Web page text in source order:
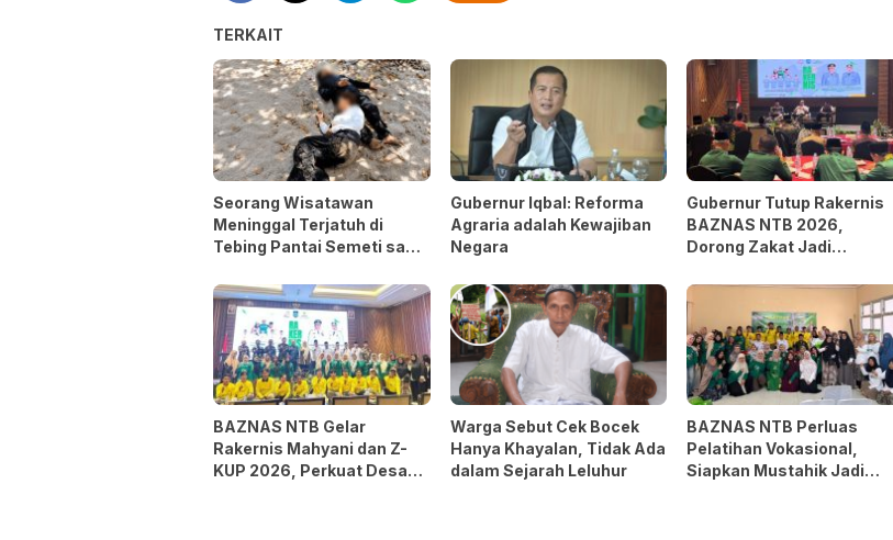
TERKAIT
Seorang Wisatawan
Meninggal Terjatuh di
Tebing Pantai Semeti saat
Gubernur Iqbal: Reforma
Agraria adalah Kewajiban
Negara
Gubernur Tutup Rakernis
BAZNAS NTB 2026,
Dorong Zakat Jadi
Kemiskinan
BAZNAS NTB Gelar
Rakernis Mahyani dan Z-
KUP 2026, Perkuat Desa
Warga Sebut Cek Bocek
Hanya Khayalan, Tidak Ada
dalam Sejarah Leluhur
BAZNAS NTB Perluas
Pelatihan Vokasional,
Siapkan Mustahik Jadi